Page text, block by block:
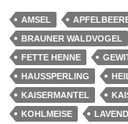
AMSEL
BRAUNER WALDVOGEL
FETTE HENNE
HAUSSPERLING
KAISERMANTEL
KOHLMEISE